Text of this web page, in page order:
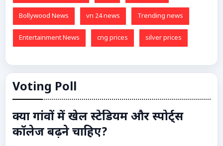
Bollywood News vn 24 news Trending news
Entertainment News cng prices silver prices
Voting Poll
क्या गांवों में खेल स्टेडियम और स्पोर्ट्स
कॉलेज बढ़ने चाहिए?